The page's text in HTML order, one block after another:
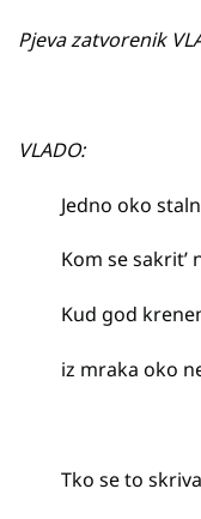
Pjeva zatvorenik
VLADO:
Jedno oko
Kom se sakrit’
Kud god
iz mraka oko
Tko se to skriva